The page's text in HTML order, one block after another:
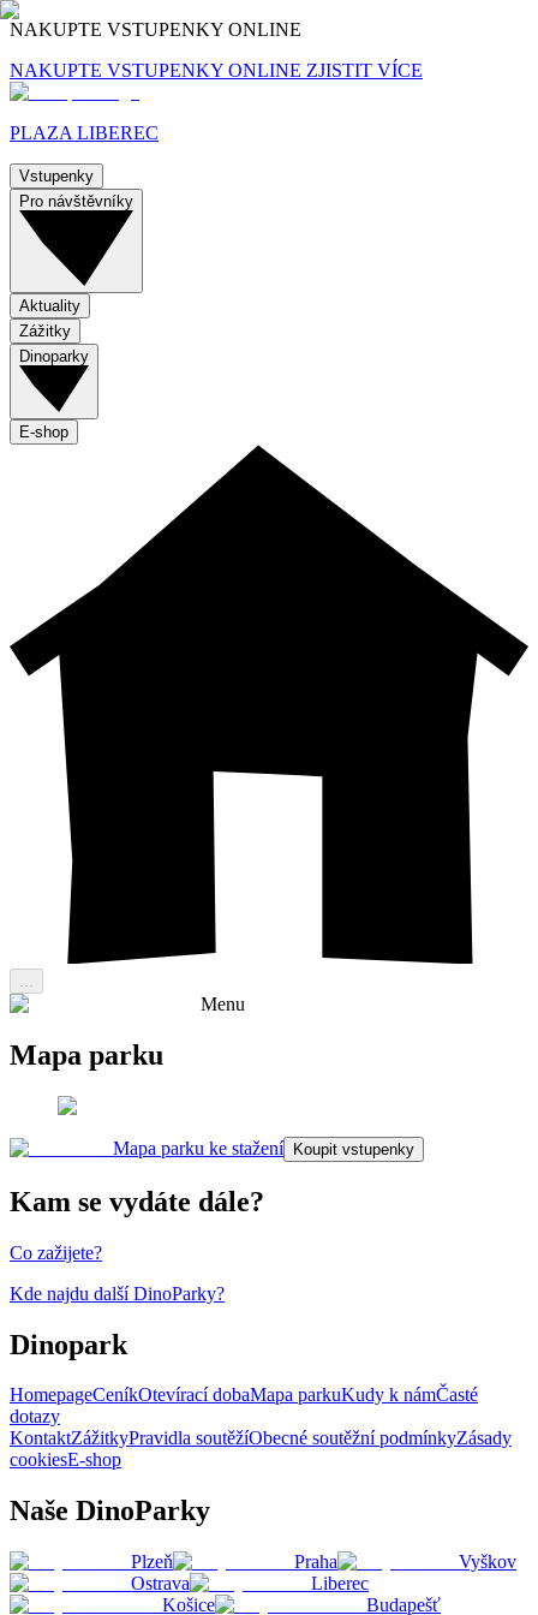
NAKUPTE VSTUPENKY ONLINE
NAKUPTE VSTUPENKY ONLINE ZJISTIT VÍCE
PLAZA LIBEREC
Vstupenky
Pro návštěvníky
Aktuality
Zážitky
Dinoparky
E-shop
Menu
Mapa parku
Mapa parku ke stažení Koupit vstupenky
Kam se vydáte dále?
Co zažijete?
Kde najdu další DinoParky?
Dinopark
HomepageCeníkOtevírací dobaMapa parkuKudy k námČasté
dotazy
KontaktZážitkyPravidla soutěžíObecné soutěžní podmínkyZásady
cookiesE-shop
Naše DinoParky
Plzeň Praha
Vyškov
Ostrava
Liberec
Košice
Budapešť